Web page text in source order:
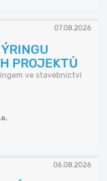
07.08.2026
PROJEKTŮ
ve stavebnictví
06.08.2026